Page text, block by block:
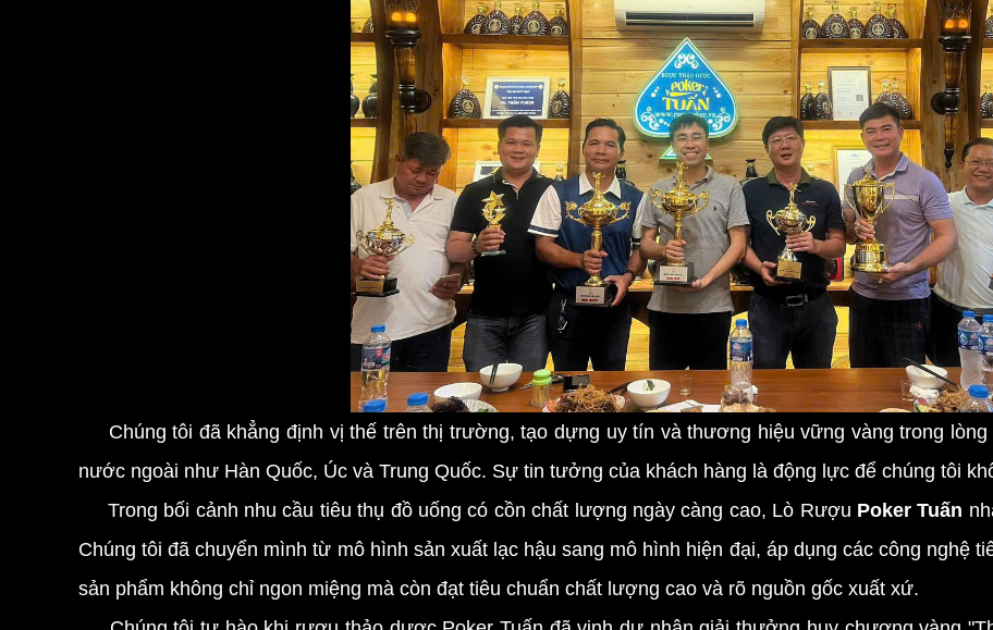
Chúng tôi đã khẳng định vị thế trên thị trường, tạo dựng uy tín và thương hiệu vững vàng trong
nước ngoài như Hàn Quốc, Úc và Trung Quốc. Sự tin tưởng của khách hàng là động lực để chúng tôi
Trong bối cảnh nhu cầu tiêu thụ đồ uống có cồn chất lượng ngày càng cao, Lò Rượu Poker Tuấn
Chúng tôi đã chuyển mình từ mô hình sản xuất lạc hậu sang mô hình hiện đại, áp dụng các công nghệ
sản phẩm không chỉ ngon miệng mà còn đạt tiêu chuẩn chất lượng cao và rõ nguồn gốc xuất xứ.